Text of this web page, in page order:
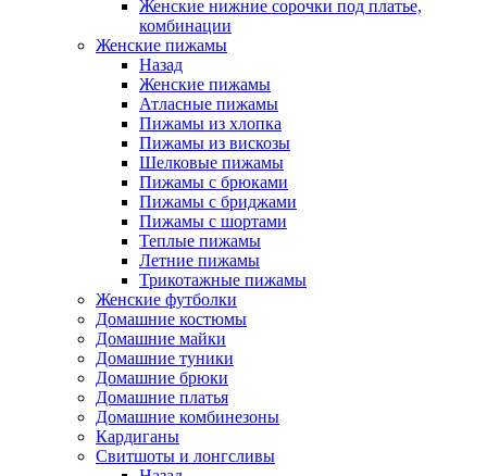
Женские нижние сорочки под платье,
комбинации
Женские пижамы
Назад
Женские пижамы
Атласные пижамы
Пижамы из хлопка
Пижамы из вискозы
Шелковые пижамы
Пижамы с брюками
Пижамы с бриджами
Пижамы с шортами
Теплые пижамы
Летние пижамы
Трикотажные пижамы
Женские футболки
Домашние костюмы
Домашние майки
Домашние туники
Домашние брюки
Домашние платья
Домашние комбинезоны
Кардиганы
Свитшоты и лонгсливы